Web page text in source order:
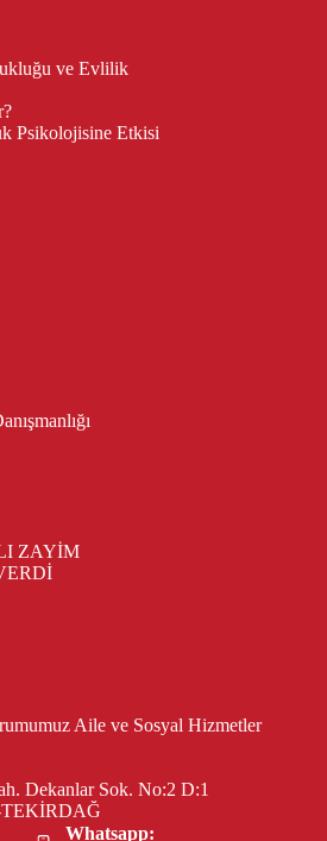
ve Evlilik
Psikolojisine Etkisi
ZAYİM
Aile ve Sosyal Hizmetler
Dekanlar Sok. No:2 D:1
TEKİRDAĞ
Whatsapp: